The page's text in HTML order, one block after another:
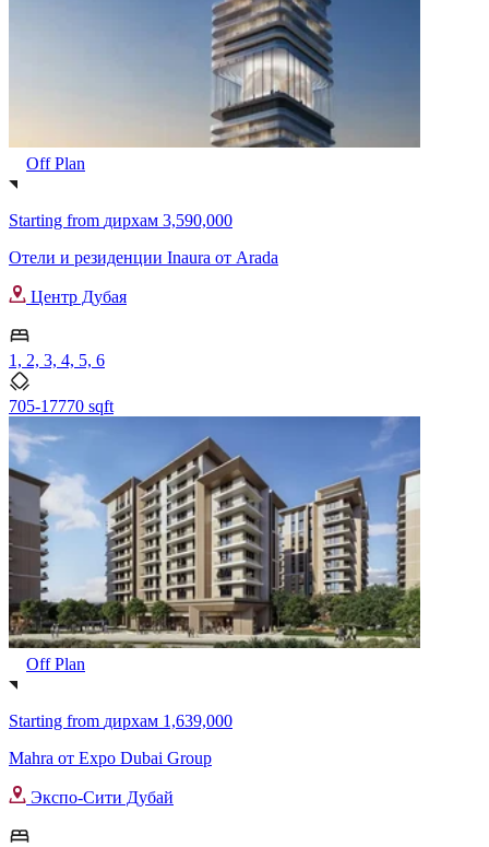
Off Plan
Starting from дирхам 3,590,000
Отели и резиденции Inaura от Arada
Центр Дубая
1, 2, 3, 4, 5, 6
705-17770 sqft
Off Plan
Starting from дирхам 1,639,000
Mahra от Expo Dubai Group
Экспо-Сити Дубай